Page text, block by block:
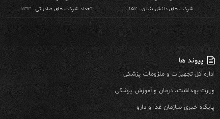
شرکت های دانش بنیان : ۱۵۲
تعداد شرکت های صادراتی : ۱۳۳
پیوند ها
اداره کل تجهیزات و ملزومات پزشکی
وزارت بهداشت، درمان و آموزش پزشکی
پایگاه خبری سازمان غذا و دارو